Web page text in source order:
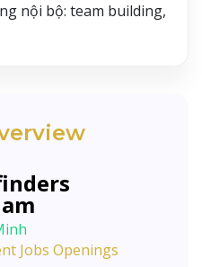
nội bộ: team building,
Jobs Openings